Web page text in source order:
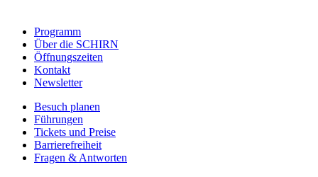
Programm
Über die SCHIRN
Öffnungszeiten
Kontakt
Newsletter
Besuch planen
Führungen
Tickets und Preise
Barrierefreiheit
Fragen & Antworten